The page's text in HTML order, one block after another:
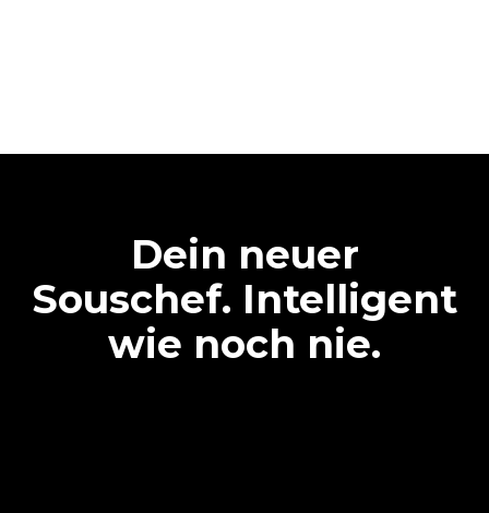
Dein neuer
Souschef. Intelligent
wie noch nie.